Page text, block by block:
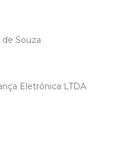
Souza
Eletrônica LTDA